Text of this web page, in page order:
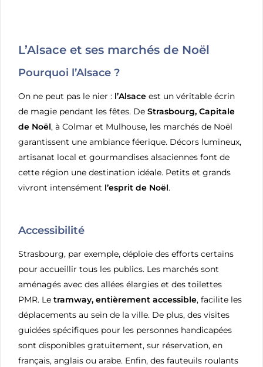
L’Alsace et ses marchés de Noël
Pourquoi l’Alsace ?
On ne peut pas le nier : l’Alsace est un véritable écrin
de magie pendant les fêtes. DeStrasbourg, Capitale
de Noël, à Colmar et Mulhouse, les marchés de Noël
garantissent une ambiance féerique. Décors lumineux,
artisanat local et gourmandises alsaciennes font de
cette région une destination idéale. Petits et grands
vivront intensément l’esprit de Noël.
Accessibilité
Strasbourg, par exemple, déploie des efforts certains
pour accueillir tous les publics. Les marchés sont
aménagés avec des allées élargies et des toilettes
PMR. Letramway, entièrement accessible, facilite les
déplacements au sein de la ville. De plus, des visites
guidées spécifiques pour les personnes handicapées
sont disponibles gratuitement, sur réservation, en
français, anglais ou arabe. Enfin, des fauteuils roulants